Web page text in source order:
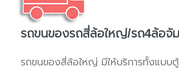
รถขนของรถสี่ล้อใหญ่/รถ4ล้อจั
รถขนของสี่ล้อใหญ่ มีให้บริการทั้งแบบ